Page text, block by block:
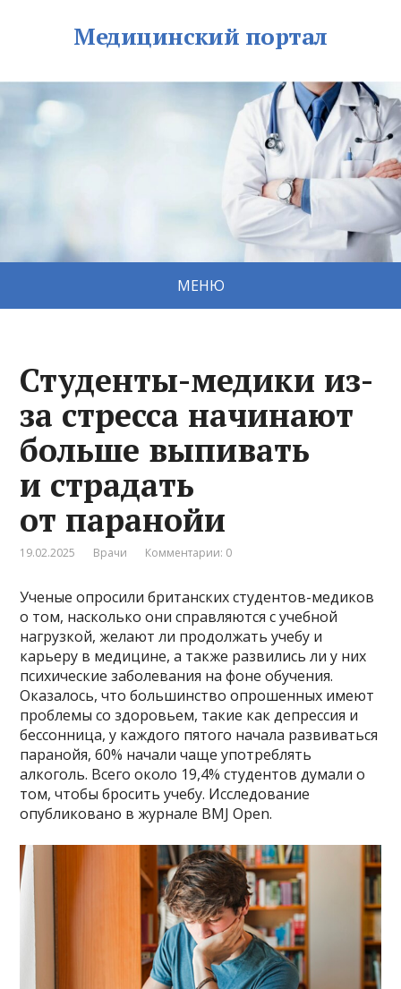
Медицинский портал
МЕНЮ
Студенты-медики из-
за стресса начинают
больше выпивать
и страдать
от паранойи
19.02.2025 Врачи Комментарии: 0
Ученые опросили британских студентов-медиков
о том, насколько они справляются с учебной
нагрузкой, желают ли продолжать учебу и
карьеру в медицине, а также развились ли у них
психические заболевания на фоне обучения.
Оказалось, что большинство опрошенных имеют
проблемы со здоровьем, такие как депрессия и
бессонница, у каждого пятого начала развиваться
паранойя, 60% начали чаще употреблять
алкоголь. Всего около 19,4% студентов думали о
том, чтобы бросить учебу. Исследование
опубликовано в журнале BMJ Open.